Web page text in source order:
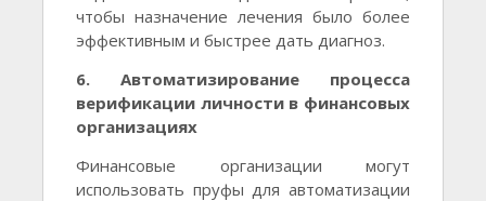
чтобы назначение лечения было более
эффективным и быстрее дать диагноз.
6. Автоматизирование процесса
верификации личности в финансовых
организациях
Финансовые организации могут
использовать пруфы для автоматизации